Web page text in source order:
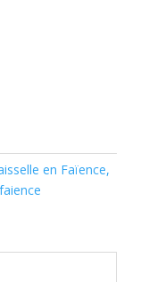
en Faïence,
faience